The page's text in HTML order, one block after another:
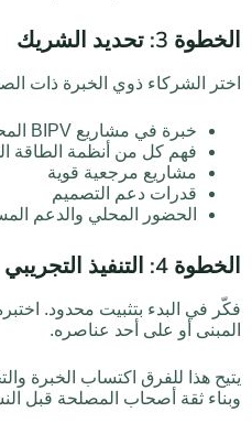
الخطوة 3: تحديد الشريك
اختر الشركاء ذوي الخبرة ذات
خبرة في مشاريع BIPV المحددة
فهم كل من أنظمة الطاقة
مشاريع مرجعية قوية
قدرات دعم التصميم
الحضور المحلي والدعم
الخطوة 4: التنفيذ التجريبي
فكّر في البدء بتثبيت محدود.
المبنى أو على أحد عناصره.
يتيح هذا للفرق اكتساب الخبرة
وبناء ثقة أصحاب المصلحة قبل